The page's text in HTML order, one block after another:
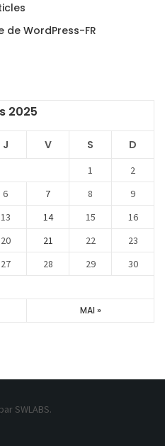
de WordPress-FR
2025
J V S D
MAI »
1
2
6 7 8
9
13 14 15
16
20 21 22
23
27 28 29
30
SWLABS.